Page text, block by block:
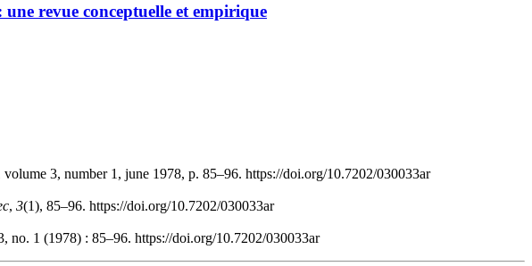
revue conceptuelle et empirique
volume 3, number 1, june 1978, p. 85–96. https://doi.org/10.7202/030033ar
, 3(1), 85–96. https://doi.org/10.7202/030033ar
no. 1 (1978) : 85–96. https://doi.org/10.7202/030033ar